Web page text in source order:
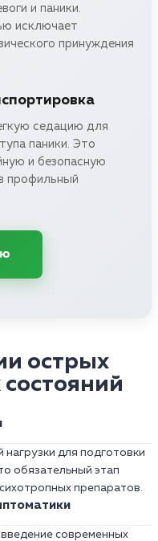
и паники.
исключает
принуждения
седацию для
паники. Это
и безопасную
профильный
острых
состояний
нагрузки для подготовки
обязательный этап
препаратов.
современных